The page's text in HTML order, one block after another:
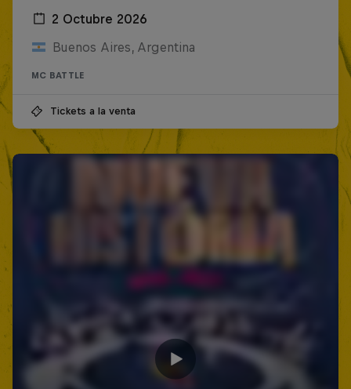
2 Octubre 2026
Buenos Aires, Argentina
MC BATTLE
Tickets a la venta